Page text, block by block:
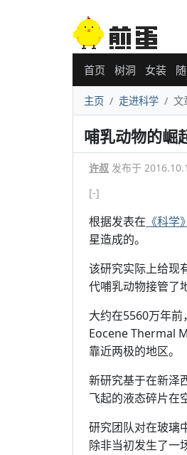
首页 树洞 女装
主页 走进科学 文
哺乳动物的崛
许叔 发布于
[-]
根据发表在 《科学》
星造成的。
该研究实际上给现
代哺乳动物接管了
大约在5560万年
Eocene Thermal
靠近两极的地区。
新研究基于在新泽
飞起的液态碎片在
研究团队对在玻璃
除非当初发生了一